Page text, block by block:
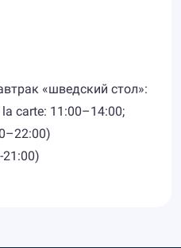
«шведский стол»:
carte: 11:00–14:00;